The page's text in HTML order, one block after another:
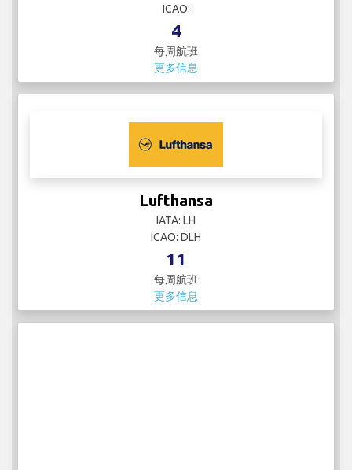
ICAO:
4
每周航班
更多信息
Lufthansa
IATA: LH
ICAO: DLH
11
每周航班
更多信息